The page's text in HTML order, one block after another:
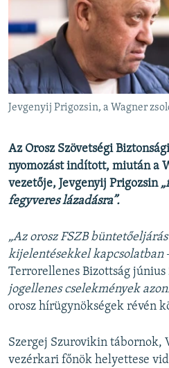
KLÍMAVÁLTOZÁS
A MÚLT TANULSÁGAI
Valamennyi RFE/RL
Jevgenyij Prigozsin, a Wagner
Az Orosz Szövetségi
nyomozást indított, miután a
vezetője, Jevgenyij Prigozsin
fegyveres lázadásra”.
„Az orosz FSZB
kijelentésekkel kapcsolatban
Terrorellenes Bizottság június
jogellenes cselekmények
orosz hírügynökségek révén
Szergej Szurovikin tábornok,
vezérkari főnök helyettese